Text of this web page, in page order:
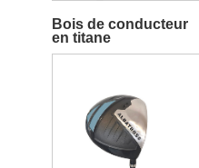
Bois de conducteur
en titane